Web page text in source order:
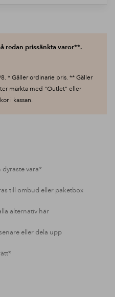
redan prissänkta varor**.
* Gäller ordinarie pris. ** Gäller
märkta med "Outlet" eller
i kassan.
vara*
till ombud eller paketbox
alternativ här
eller dela upp